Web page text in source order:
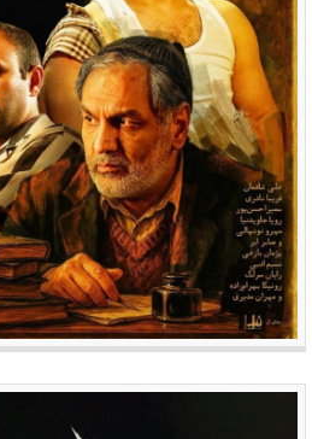
هنرمندان
متولدین ۰۳ دی سینما ، تئاتر و
موسیقی؛ حمید لولایی